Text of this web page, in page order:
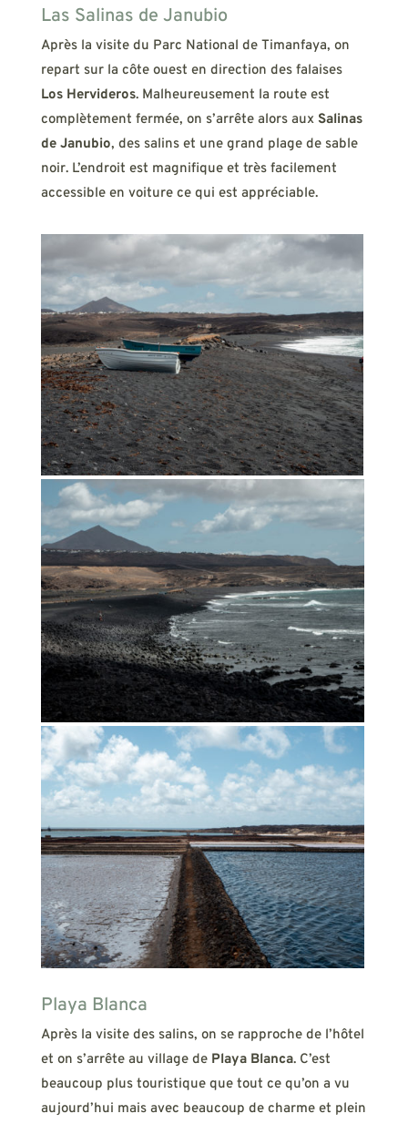
Las Salinas de Janubio
Après la visite du Parc National de Timanfaya, on
repart sur la côte ouest en direction des falaises
Los Hervideros. Malheureusement la route est
complètement fermée, on s’arrête alors aux Salinas
de Janubio, des salins et une grand plage de sable
noir. L’endroit est magnifique et très facilement
accessible en voiture ce qui est appréciable.
Playa Blanca
Après la visite des salins, on se rapproche de l’hôtel
et on s’arrête au village de Playa Blanca. C’est
beaucoup plus touristique que tout ce qu’on a vu
aujourd’hui mais avec beaucoup de charme et plein